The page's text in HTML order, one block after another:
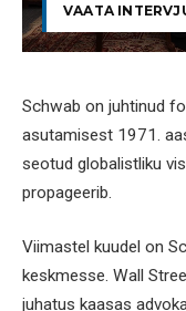
VAATA
Schwab on juhtinud
asutamisest 1971.
seotud globalistliku
propageerib.
Viimastel kuudel on
keskmesse. Wall
juhatus kaasas